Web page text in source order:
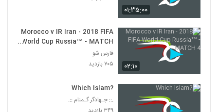
۰۱:۳۵:۰۰
۰۲:۱۰
Morocco v IR Iran - 2018 FIFA
World Cup Russia™ - MATCH
4
فارس شو
۷۰۵ بازدید
?Which Islam
.:: جـهادگر گـمنام ::.